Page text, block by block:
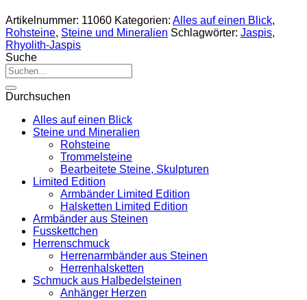
Artikelnummer: 11060 Kategorien: Alles auf einen Blick,
Rohsteine, Steine und Mineralien Schlagwörter: Jaspis,
Rhyolith-Jaspis
Suche
Suche
nach:
Durchsuchen
Alles auf einen Blick
Steine und Mineralien
Rohsteine
Trommelsteine
Bearbeitete Steine, Skulpturen
Limited Edition
Armbänder Limited Edition
Halsketten Limited Edition
Armbänder aus Steinen
Fusskettchen
Herrenschmuck
Herrenarmbänder aus Steinen
Herrenhalsketten
Schmuck aus Halbedelsteinen
Anhänger Herzen